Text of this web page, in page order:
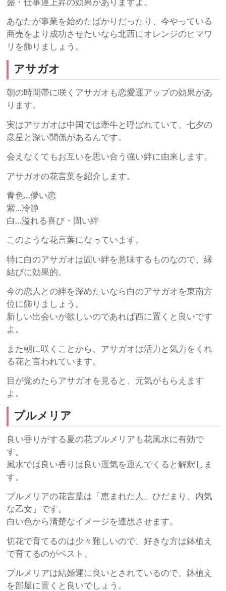
盛・仕事運上昇の効果がありますよ。
あなたが事業を始めたばかりだったり、今やっている
商売をより成功させたいなら北西にオレンジのヒマワ
リを飾りましょう。
アサガオ
朝の時間帯に咲くアサガオも恋愛運アップの効果があ
ります。
実はアサガオは中国では牽牛と呼ばれていて、七夕の
彦星と深い関係があるんです。
会えなくてもお互いを思い合う強い絆に由来します。
アサガオの花言葉を紹介します。
青色…儚い恋
紫…冷静
白…溢れる喜び・固い絆
このような花言葉になっています。
特に白のアサガオは固い絆を意味するものなので、縁
結びに効果的。
今の恋人との絆を深めたいなら白のアサガオを東南方
位に飾りましょう。
新しい出会いが欲しいのであれば西に置くと良いです
よ。
また朝に咲くことから、アサガオは活力と気力をくれ
る花と言われています。
目が覚めたらアサガオを見ると、元気がもらえます
よ。
プルメリア
良い香りがする夏の花プルメリアも花風水に有効で
す。
風水では良い香りは良い運気を運んでくると解釈しま
す。
プルメリアの花言葉は「恵まれた人、ひだまり、内気
な乙女」です。
白い色から清楚なイメージを連想させます。
切花で育てるのは少々難しいので、好きな方は鉢植え
で育てるのがベスト。
プルメリアは結婚運に良いとされているので、鉢植え
を部屋に置くと良いでしょう。